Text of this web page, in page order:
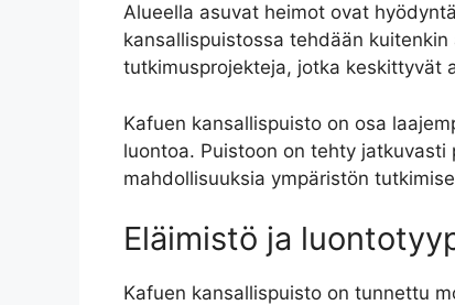
Alueella asuvat heimot ovat
kansallispuistossa tehdään
tutkimusprojekteja, jotka keskittyvät
Kafuen kansallispuisto on osa
luontoa. Puistoon on tehty
mahdollisuuksia ympäristön
Eläimistö ja
Kafuen kansallispuisto on tunnettu